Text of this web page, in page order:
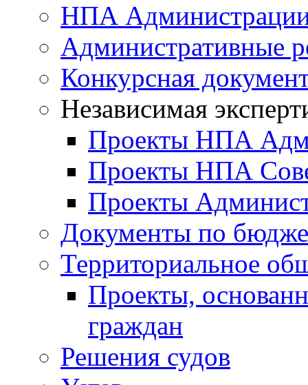
НПА
Административные
Конкурсная
Независимая
Проекты НПА
Проекты НПА
Проекты
Документы по
Территориальное
Проекты,
граждан
Решения судов